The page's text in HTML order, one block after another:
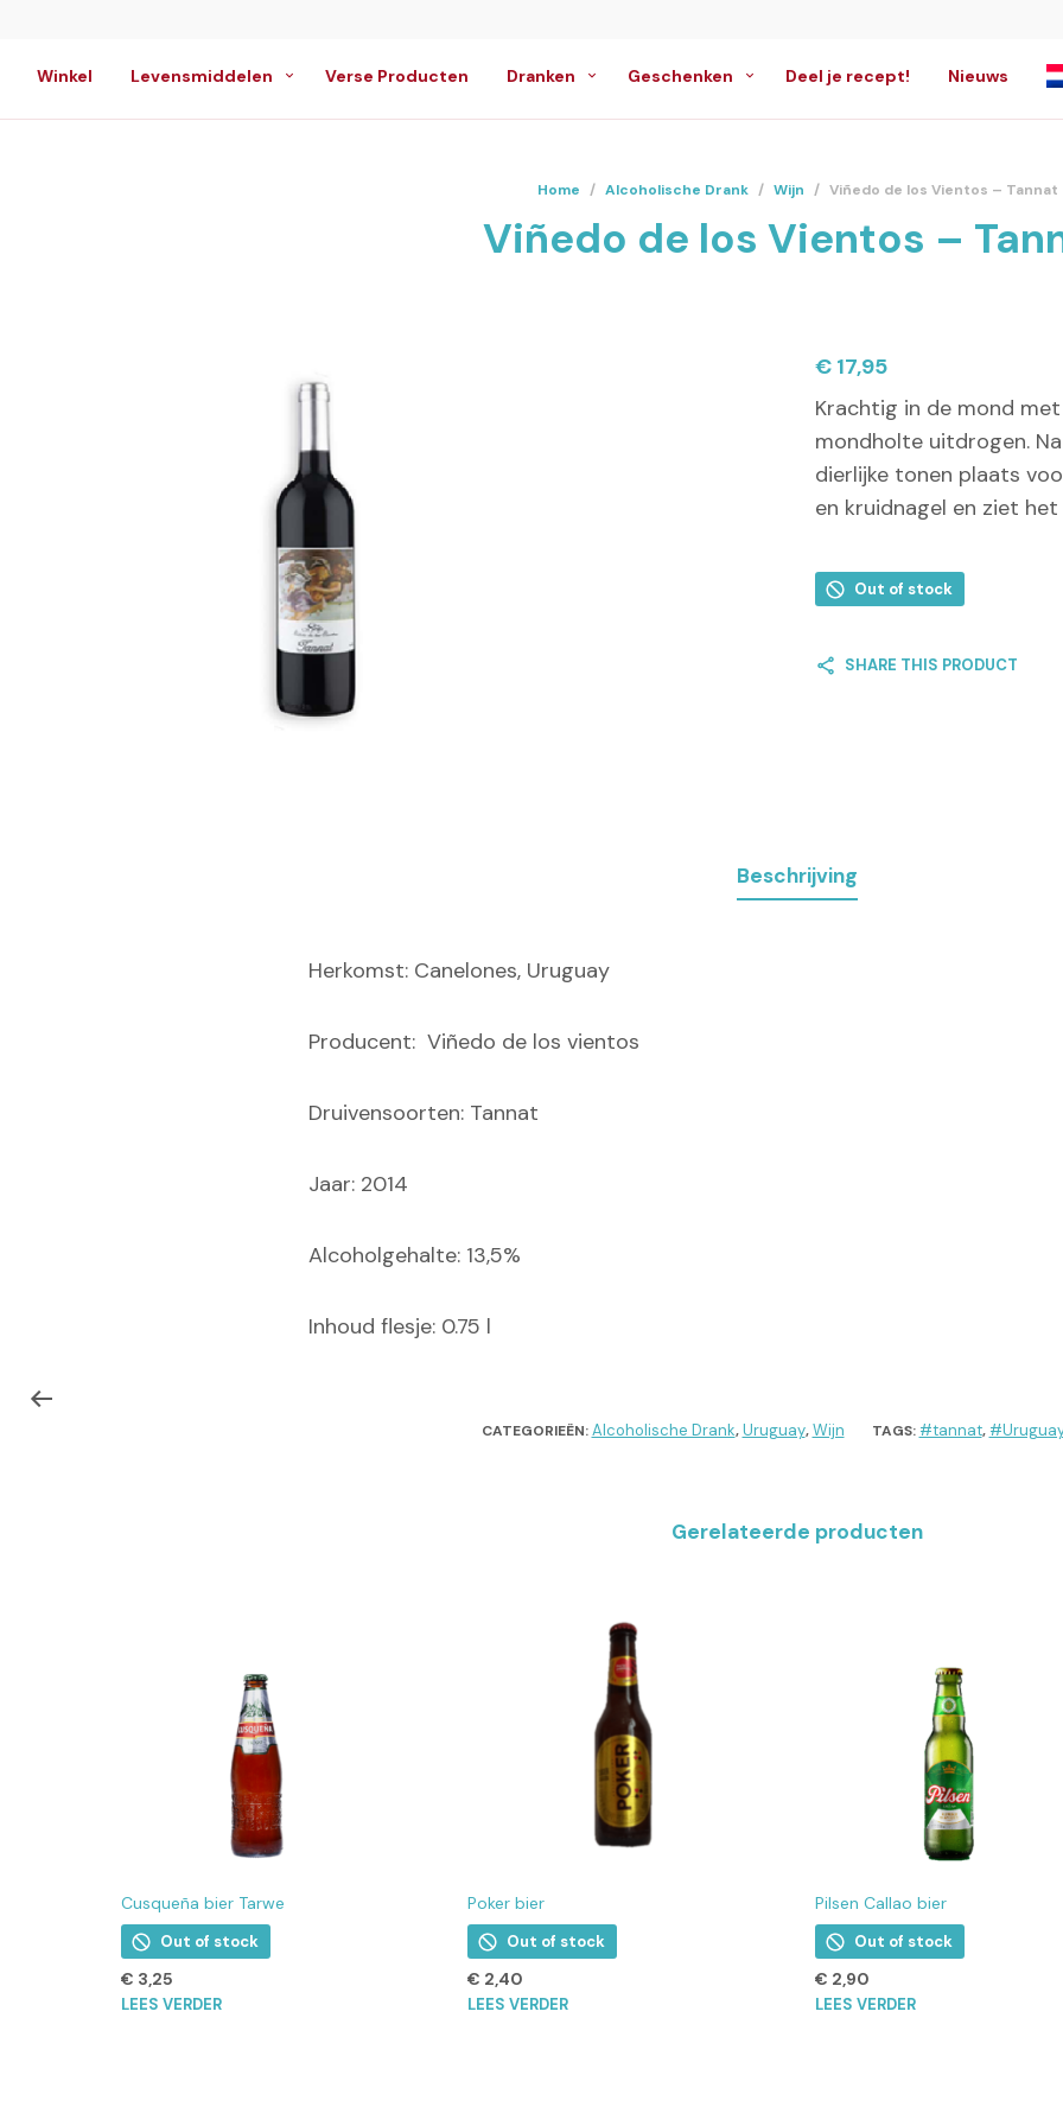
Winkel Levensmiddelen Verse Producten Dranken Geschenken Deel je recept! Nieuws
Home / Alcoholische Drank / Wijn / Viñedo de los Vientos – Tannat
Viñedo de los Vientos –
€ 17,95
Krachtig in de mond
mondholte uitdrogen.
dierlijke tonen plaats
en kruidnagel en ziet
Out of stock
SHARE THIS PRODUCT
Beschrijving
Herkomst: Canelones, Uruguay
Producent: Viñedo de los vientos
Druivensoorten: Tannat
Jaar: 2014
Alcoholgehalte: 13,5%
Inhoud flesje: 0.75 l
CATEGORIEËN:Alcoholische Drank,Uruguay,Wijn TAGS: #tannat,
Gerelateerde producten
Cusqueña bier Tarwe
Out of stock
€ 3,25
LEES VERDER
Poker bier
Out of stock
€ 2,40
LEES VERDER
Pilsen Callao bier
Out of stock
€ 2,90
LEES VERDER